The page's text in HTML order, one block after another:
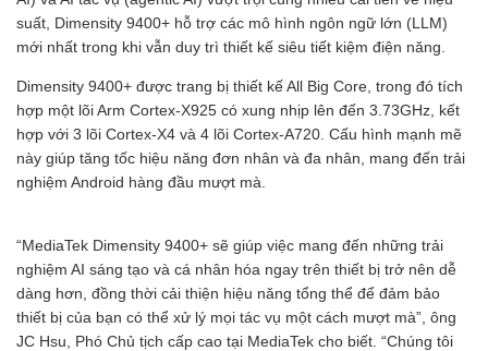
suất, Dimensity 9400+ hỗ trợ các mô hình ngôn ngữ lớn (LLM)
mới nhất trong khi vẫn duy trì thiết kế siêu tiết kiệm điện năng.
Dimensity 9400+ được trang bị thiết kế All Big Core, trong đó tích
hợp một lõi Arm Cortex-X925 có xung nhịp lên đến 3.73GHz, kết
hợp với 3 lõi Cortex-X4 và 4 lõi Cortex-A720. Cấu hình mạnh mẽ
này giúp tăng tốc hiệu năng đơn nhân và đa nhân, mang đến trải
nghiệm Android hàng đầu mượt mà.
“MediaTek Dimensity 9400+ sẽ giúp việc mang đến những trải
nghiệm AI sáng tạo và cá nhân hóa ngay trên thiết bị trở nên dễ
dàng hơn, đồng thời cải thiện hiệu năng tổng thể để đảm bảo
thiết bị của bạn có thể xử lý mọi tác vụ một cách mượt mà”, ông
JC Hsu, Phó Chủ tịch cấp cao tại MediaTek cho biết. “Chúng tôi